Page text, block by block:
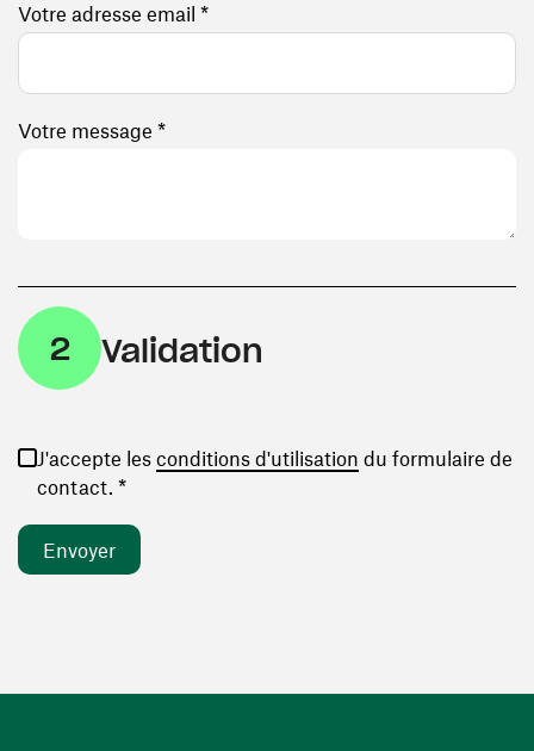
Votre adresse email *
Votre message *
2 Validation
J'accepte les conditions d'utilisation (ouvre une
du formulaire de
contact. *